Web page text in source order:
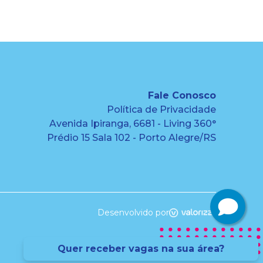
Quer receber vagas na sua área?
Fale Conosco
Política de Privacidade
Avenida Ipiranga, 6681 - Living 360°
Prédio 15 Sala 102 - Porto Alegre/RS
Desenvolvido por